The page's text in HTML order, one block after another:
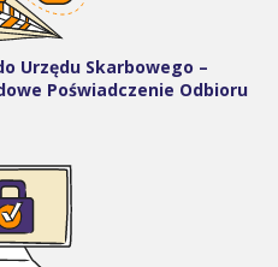
Urzędu Skarbowego –
Poświadczenie Odbioru